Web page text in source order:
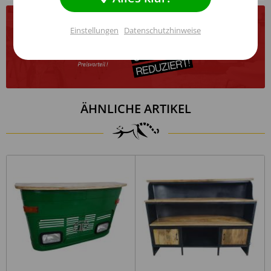
159,0
41,0
Hauptmaterial:
Metall
Mango
Oberfläche:
Glatt
Leuchtmittel Fassung:
e27
Energieeffizienzklasse:
A++ bis E
Besonderheiten:
Mit Beleuchtung, Fertig
montiert, Mit
Underschrank, Mit
Ablagen
ÄHNLICHE ARTIKEL
Inaktiv
Einstellungen speichern
Einstellungen Datenschutzhinweise